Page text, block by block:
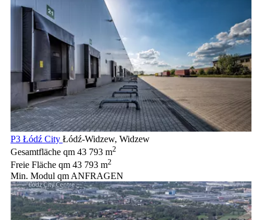
P3 Łódź City Łódź-Widzew, Widzew
Gesamtfläche qm 43 793 m2
Freie Fläche qm 43 793 m2
Min. Modul qm ANFRAGEN